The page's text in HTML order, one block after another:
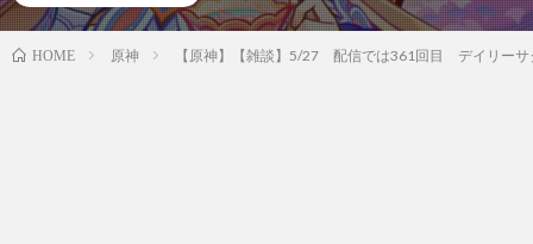
HOME 原神 【原神】【雑談】5/27 配信では361回目 デイリーサ